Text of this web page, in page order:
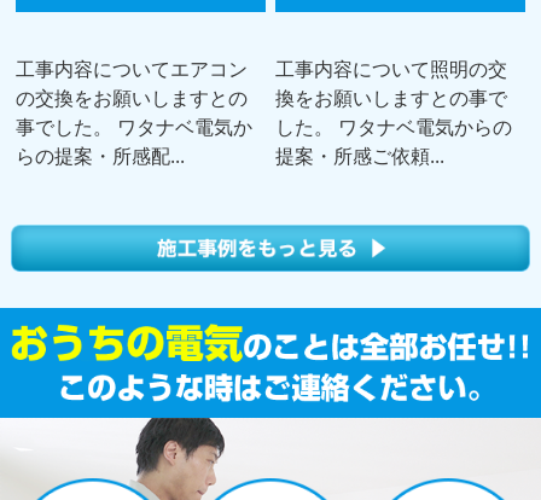
工事内容についてエアコン
の交換をお願いしますとの
事でした。 ワタナベ電気か
らの提案・所感配...
工事内容について照明の交
換をお願いしますとの事で
した。 ワタナベ電気からの
提案・所感ご依頼...